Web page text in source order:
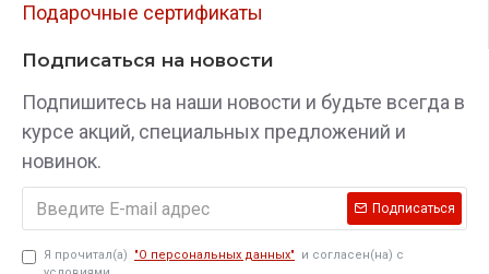
Подарочные сертификаты
Подписаться на новости
Подпишитесь на наши новости и будьте всегда в
курсе акций, специальных предложений и
новинок.
Подписаться
Я прочитал(а) "О персональных данных"
и согласен(на) с